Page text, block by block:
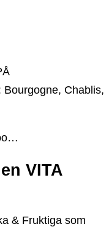
Chablis,
VITA
& Fruktiga som